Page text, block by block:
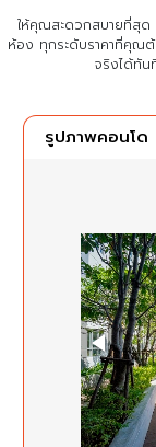
ให้คุณสะดวกสบายที่สุด
ห้อง ทุกระดับราคาที่คุณต้
จริงได้ทั
รูปภาพคอนโด